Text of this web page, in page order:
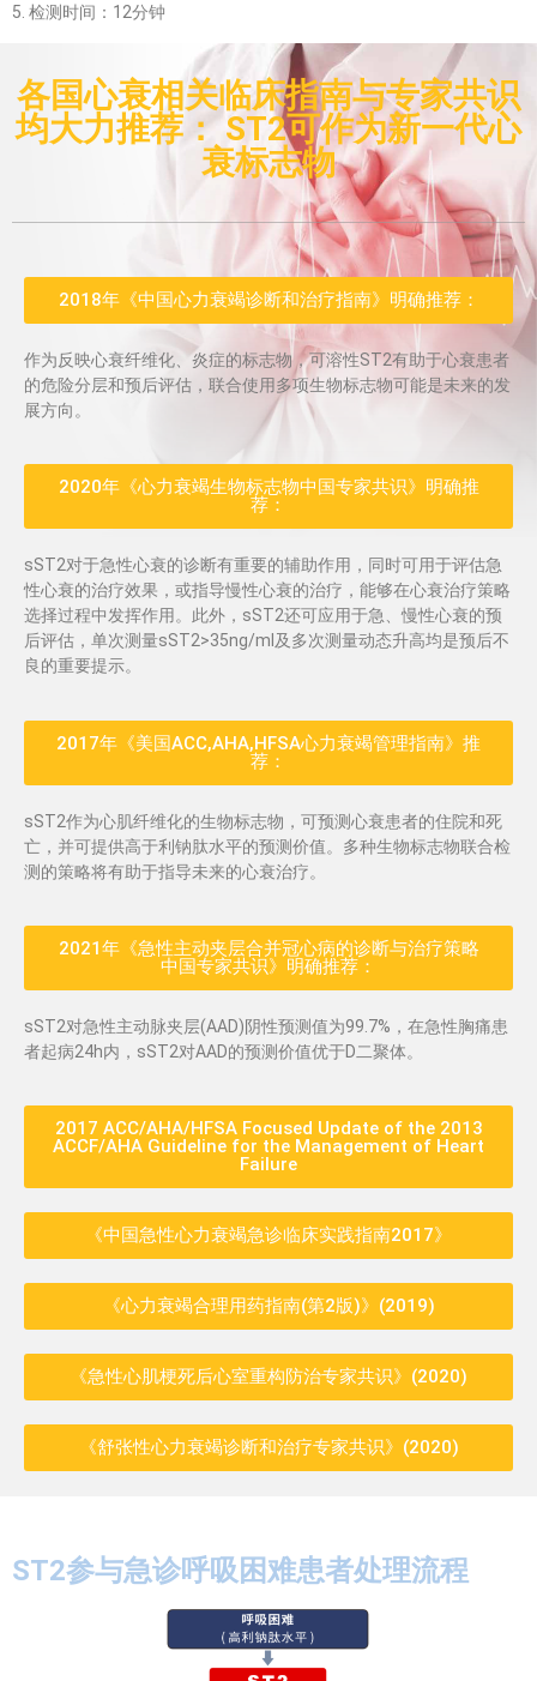
5. 检测时间：12分钟
各国心衰相关临床指南与专家共识
均大力推荐： ST2可作为新一代心
衰标志物
2018年《中国心力衰竭诊断和治疗指南》明确推荐：​
作为反映心衰纤维化、炎症的标志物，可溶性ST2有助于心衰患者
的危险分层和预后评估，联合使用多项生物标志物可能是未来的发
展方向。
2020年《心力衰竭生物标志物中国专家共识》明确推
荐：​
sST2对于急性心衰的诊断有重要的辅助作用，同时可用于评估急
性心衰的治疗效果，或指导慢性心衰的治疗，能够在心衰治疗策略
选择过程中发挥作用。此外，sST2还可应用于急、慢性心衰的预
后评估，单次测量sST2>35ng/ml及多次测量动态升高均是预后不
良的重要提示。
2017年《美国ACC,AHA,HFSA心力衰竭管理指南》推
荐：​
sST2作为心肌纤维化的生物标志物，可预测心衰患者的住院和死
亡，并可提供高于利钠肽水平的预测价值。多种生物标志物联合检
测的策略将有助于指导未来的心衰治疗。
2021年《急性主动夹层合并冠心病的诊断与治疗策略
中国专家共识》明确推荐：​
sST2对急性主动脉夹层(AAD)阴性预测值为99.7%，在急性胸痛患
者起病24h内，sST2对AAD的预测价值优于D二聚体。
2017 ACC/AHA/HFSA Focused Update of the 2013
ACCF/AHA Guideline for the Management of Heart
Failure​
《中国急性心力衰竭急诊临床实践指南2017》​
《心力衰竭合理用药指南(第2版)》(2019)​
《急性心肌梗死后心室重构防治专家共识》(2020)​
《舒张性心力衰竭诊断和治疗专家共识》(2020)​
ST2参与急诊呼吸困难患者处理流程